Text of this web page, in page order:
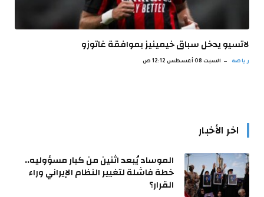
لاتسيو يدخل سباق خيمينيز بموافقة غاتوزو
رياضة السبت 08 أغسطس 12:12 ص
اخر الأخبار
الموساد يُبعد اثنين من كبار مسؤوليه..
خطة فاشلة لتغيير النظام الإيراني وراء
القرار؟